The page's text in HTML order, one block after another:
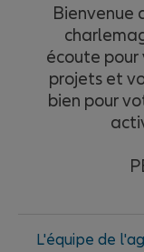
Bienvenue
écoute pour
projets et
bien pour
L'équipe de